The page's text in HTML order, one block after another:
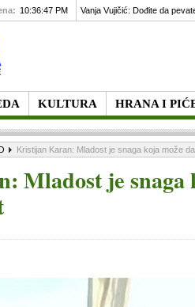
KULTURA HRANA I
10:36:47 PM Vanja Vujičić: Dođite da
Kristijan Karan: Mladost je snaga koja može
Mladost je snaga